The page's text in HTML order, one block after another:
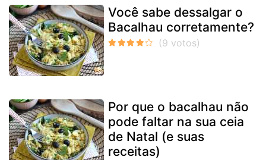
Você sabe dessalgar o
Bacalhau corretamente?
Por que o bacalhau não
pode faltar na sua ceia
de Natal (e suas
receitas)